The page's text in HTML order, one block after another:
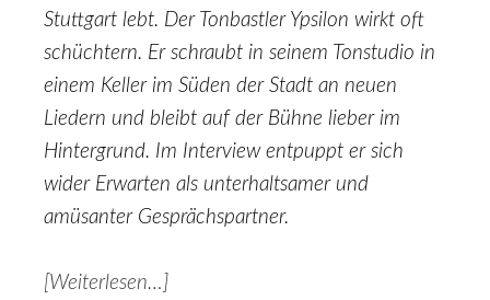
Stuttgart lebt. Der Tonbastler Ypsilon wirkt oft
schüchtern. Er schraubt in seinem Tonstudio in
einem Keller im Süden der Stadt an neuen
Liedern und bleibt auf der Bühne lieber im
Hintergrund. Im Interview entpuppt er sich
wider Erwarten als unterhaltsamer und
amüsanter Gesprächspartner.
[Weiterlesen…]